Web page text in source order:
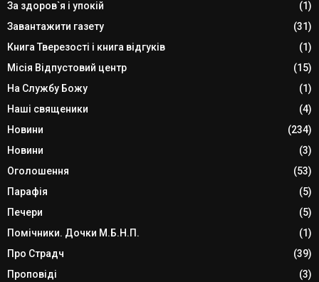
За здоров`я і упокій
(1)
Завантажити газету
(31)
Книга Тверезості і книга відгуків
(1)
Місія Відпустовий центр
(15)
На Службу Божу
(1)
Наші священики
(4)
Новини
(234)
Новини
(3)
Оголошення
(53)
Парафія
(5)
Печери
(5)
Помічники. Дочки М.Б.Н.П.
(1)
Про Страдч
(39)
Проповіді
(3)